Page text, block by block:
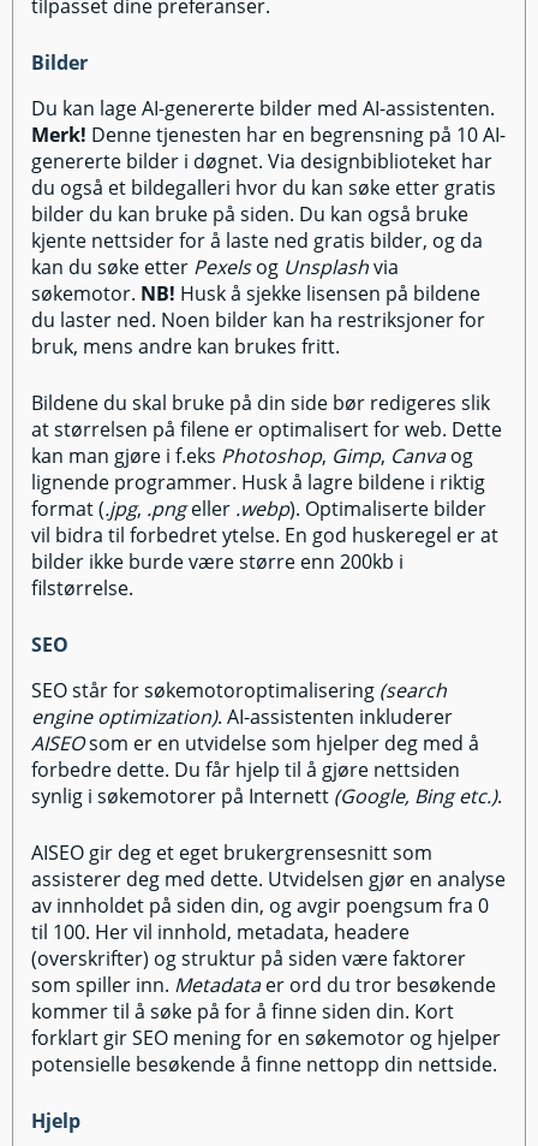
tilpasset dine preferanser.
Bilder
Du kan lage AI-genererte bilder med AI-assistenten.
Merk! Denne tjenesten har en begrensning på 10 AI-
genererte bilder i døgnet. Via designbiblioteket har
du også et bildegalleri hvor du kan søke etter gratis
bilder du kan bruke på siden. Du kan også bruke
kjente nettsider for å laste ned gratis bilder, og da
kan du søke etter Pexelsog Unsplashvia
søkemotor. NB! Husk å sjekke lisensen på bildene
du laster ned. Noen bilder kan ha restriksjoner for
bruk, mens andre kan brukes fritt.
Bildene du skal bruke på din side bør redigeres slik
at størrelsen på filene er optimalisert for web. Dette
kan man gjøre i f.eks Photoshop, Gimp, Canvaog
lignende programmer. Husk å lagre bildene i riktig
format (.jpg, .pngeller .webp). Optimaliserte bilder
vil bidra til forbedret ytelse. En god huskeregel er at
bilder ikke burde være større enn 200kb i
filstørrelse.
SEO
SEO står for søkemotoroptimalisering (search
engine optimization). AI-assistenten inkluderer
AISEOsom er en utvidelse som hjelper deg med å
forbedre dette. Du får hjelp til å gjøre nettsiden
synlig i søkemotorer på Internett (Google, Bing etc.).
AISEO gir deg et eget brukergrensesnitt som
assisterer deg med dette. Utvidelsen gjør en analyse
av innholdet på siden din, og avgir poengsum fra 0
til 100. Her vil innhold, metadata, headere
(overskrifter) og struktur på siden være faktorer
som spiller inn. Metadataer ord du tror besøkende
kommer til å søke på for å finne siden din. Kort
forklart gir SEO mening for en søkemotor og hjelper
potensielle besøkende å finne nettopp din nettside.
Hjelp